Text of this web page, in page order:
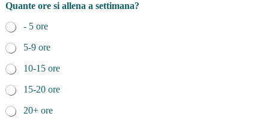
Quante ore si allena a settimana?
- 5 ore
5-9 ore
10-15 ore
15-20 ore
20+ ore